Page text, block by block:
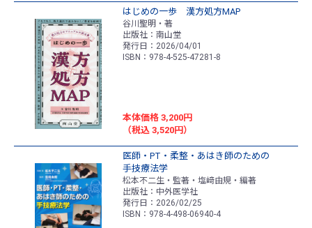
はじめの一歩 漢方処方MAP
谷川聖明・著
出版社：南山堂
発行日：2026/04/01
ISBN：978-4-525-47281-8
本体価格 3,200円
（税込 3,520円）
医師・PT・柔整・あはき師のための
手技療法学
松本不二生・監著・塩﨑由規・編著
出版社：中外医学社
発行日：2026/02/25
ISBN：978-4-498-06940-4